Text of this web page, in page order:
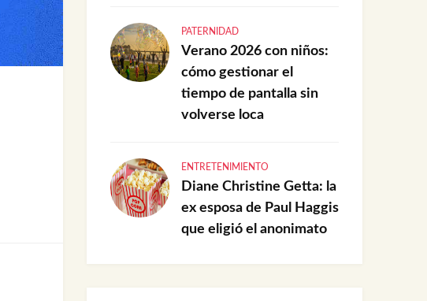
PATERNIDAD
Verano 2026 con niños:
cómo gestionar el
tiempo de pantalla sin
volverse loca
ENTRETENIMIENTO
Diane Christine Getta: la
ex esposa de Paul Haggis
que eligió el anonimato